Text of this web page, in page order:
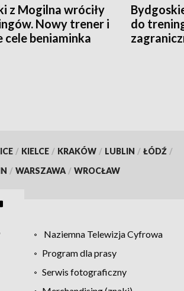
z Mogilna wróciły
Nowy trener i
cele beniaminka
do
/ KIELCE / KRAKÓW / LUBLIN / ŁÓDŹ /
/ WARSZAWA / WROCŁAW
Naziemna Telewizja Cyfrowa
Program dla prasy
Serwis fotograficzny